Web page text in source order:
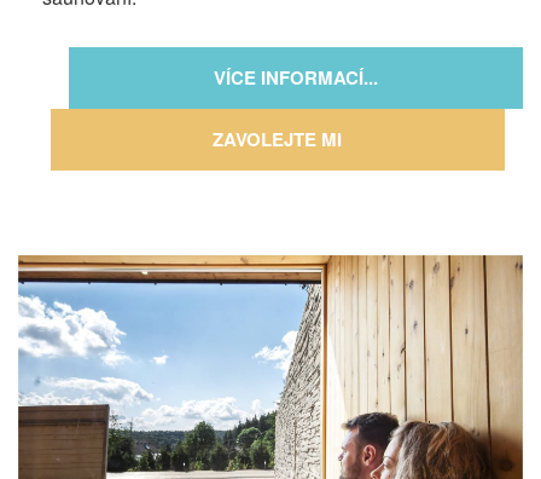
VÍCE INFORMACÍ...
ZAVOLEJTE MI